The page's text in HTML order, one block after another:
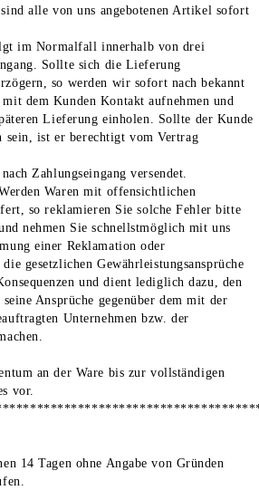
sind alle von uns angebotenen Artikel sofort
im Normalfall innerhalb von drei
Sollte sich die Lieferung
so werden wir sofort nach bekannt
dem Kunden Kontakt aufnehmen und
Lieferung einholen. Sollte der Kunde
sein, ist er berechtigt vom Vertrag
Zahlungseingang versendet.
Waren mit offensichtlichen
so reklamieren Sie solche Fehler bitte
nehmen Sie schnellstmöglich mit uns
einer Reklamation oder
gesetzlichen Gewährleistungsansprüche
und dient lediglich dazu, den
Ansprüche gegenüber dem mit der
Unternehmen bzw. der
an der Ware bis zur vollständigen
vor.
14 Tagen ohne Angabe von Gründen